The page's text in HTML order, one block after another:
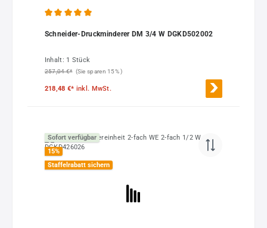
Schneider-Druckminderer DM 3/4 W DGKD502002
Inhalt: 1 Stück
257,04 €* (Sie sparen 15% )
218,48 €* inkl. MwSt.
Sofort verfügbar
15%
Staffelrabatt sichern